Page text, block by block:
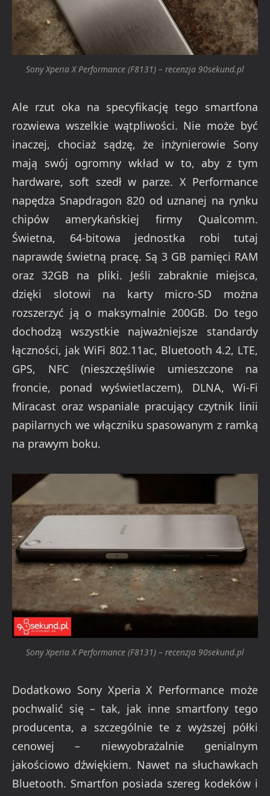
Sony Xperia X Performance (F8131) – recenzja 90sekund.pl
Ale rzut oka na specyfikację tego smartfona
rozwiewa wszelkie wątpliwości. Nie może być
inaczej, chociaż sądzę, że inżynierowie Sony
mają swój ogromny wkład w to, aby z tym
hardware, soft szedł w parze. X Performance
napędza Snapdragon 820 od uznanej na rynku
chipów amerykańskiej firmy Qualcomm.
Świetna, 64-bitowa jednostka robi tutaj
naprawdę świetną pracę. Są 3 GB pamięci RAM
oraz 32GB na pliki. Jeśli zabraknie miejsca,
dzięki slotowi na karty micro-SD można
rozszerzyć ją o maksymalnie 200GB. Do tego
dochodzą wszystkie najważniejsze standardy
łączności, jak WiFi 802.11ac, Bluetooth 4.2, LTE,
GPS, NFC (nieszczęśliwie umieszczone na
froncie, ponad wyświetlaczem), DLNA, Wi-Fi
Miracast oraz wspaniale pracujący czytnik linii
papilarnych we włączniku spasowanym z ramką
na prawym boku.
Sony Xperia X Performance (F8131) – recenzja 90sekund.pl
Dodatkowo Sony Xperia X Performance może
pochwalić się – tak, jak inne smartfony tego
producenta, a szczególnie te z wyższej półki
cenowej – niewyobrażalnie genialnym
jakościowo dźwiękiem. Nawet na słuchawkach
Bluetooth. Smartfon posiada szereg kodeków i